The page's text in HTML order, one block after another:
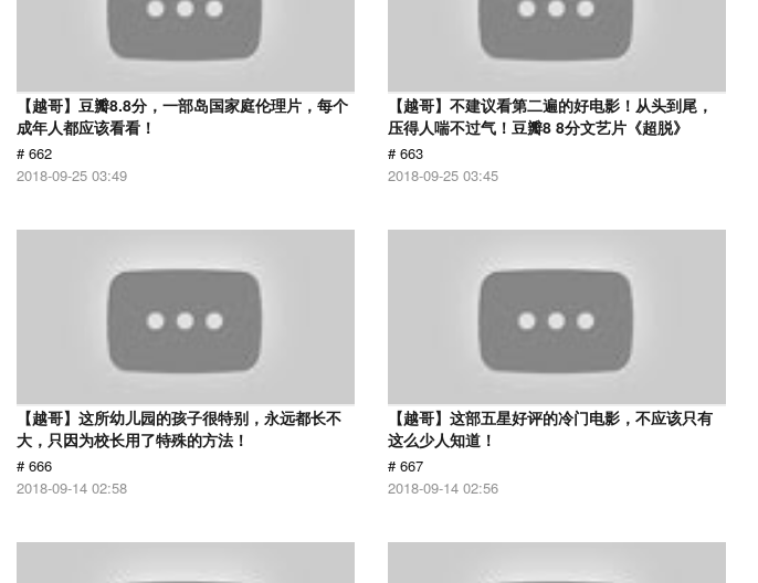
【越哥】豆瓣8.8分，一部岛国家庭伦理片，每个
成年人都应该看看！
# 662
2018-09-25 03:49
【越哥】不建议看第二遍的好电影！从头到尾，
压得人喘不过气！豆瓣8 8分文艺片《超脱》
# 663
2018-09-25 03:45
【越哥】这所幼儿园的孩子很特别，永远都长不
大，只因为校长用了特殊的方法！
# 666
2018-09-14 02:58
【越哥】这部五星好评的冷门电影，不应该只有
这么少人知道！
# 667
2018-09-14 02:56